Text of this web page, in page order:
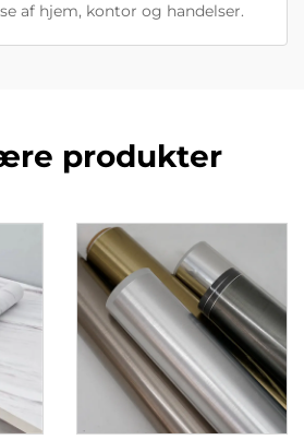
af hjem, kontor og handelser.
produkter